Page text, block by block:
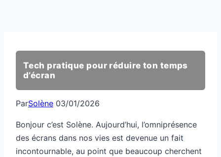
Tech pratique pour réduire ton temps
d’écran
ParSolène 03/01/2026
Bonjour c’est Solène. Aujourd’hui, l’omniprésence
des écrans dans nos vies est devenue un fait
incontournable, au point que beaucoup cherchent